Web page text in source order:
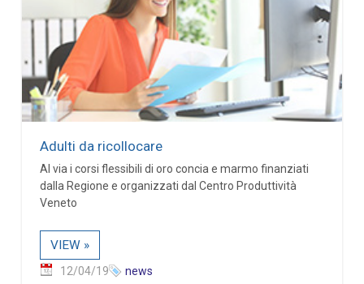
Adulti da ricollocare
Al via i corsi flessibili di oro concia e marmo finanziati
dalla Regione e organizzati dal Centro Produttività
Veneto
VIEW »
12/04/19 news